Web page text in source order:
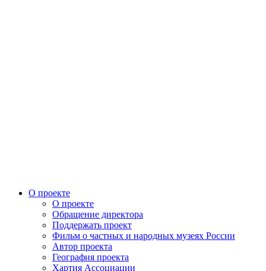
О проекте
О проекте
Обращение директора
Поддержать проект
Фильм о частных и народных музеях России
Автор проекта
География проекта
Хартия Ассоциации